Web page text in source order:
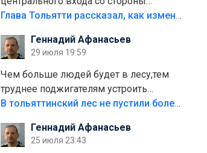
кафе"Мираж" к аттракционам слабо
плитки не хватило,т.к.осенью и зимой
лежала в парке и испортилась.Да
еще,видимо,часть украли.
Глава Тольятти рассказал, как изменится парк Центрального района
Геннадий Афанасьев
29 июля 19:59
Чем больше людей будет в лесу,тем
труднее поджигателям устроить
пожар.Тех кто разводит костры,тех
полно стоит,почему водители всё
равно едут в лес? Штрафы мизерные.
В тольяттинский лес не пустили более тысячи автомобилей
Геннадий Афанасьев
25 июля 23:43